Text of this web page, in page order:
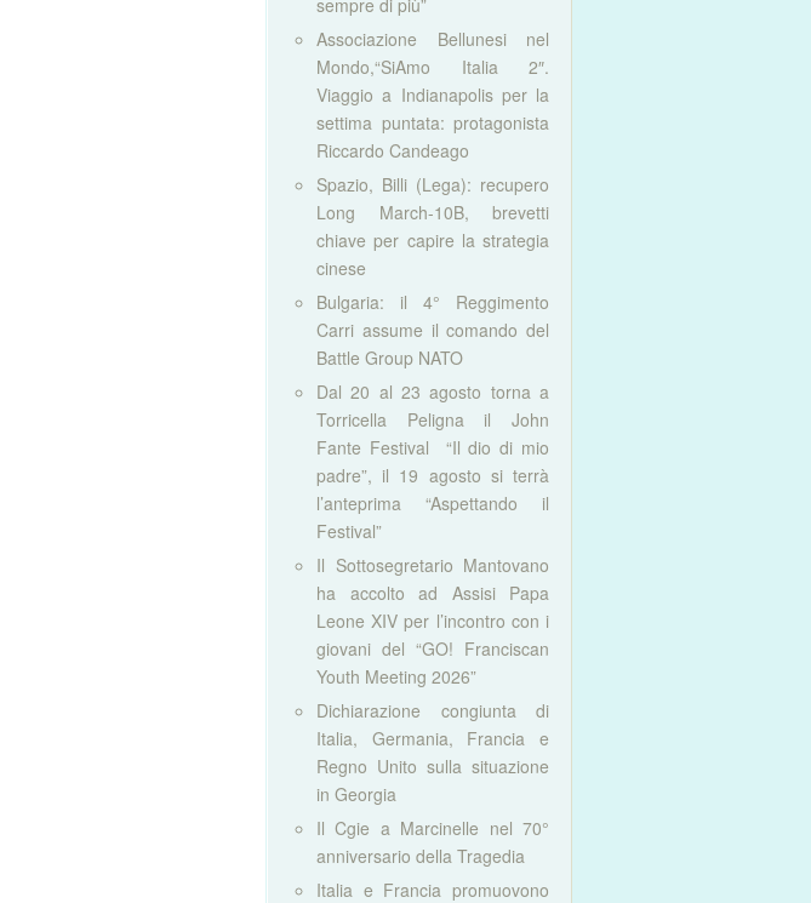
sempre di più”
Associazione Bellunesi nel
Mondo,“SiAmo Italia 2″.
Viaggio a Indianapolis per la
settima puntata: protagonista
Riccardo Candeago
Spazio, Billi (Lega): recupero
Long March-10B, brevetti
chiave per capire la strategia
cinese
Bulgaria: il 4° Reggimento
Carri assume il comando del
Battle Group NATO
Dal 20 al 23 agosto torna a
Torricella Peligna il John
Fante Festival “Il dio di mio
padre”, il 19 agosto si terrà
l’anteprima “Aspettando il
Festival”
Il Sottosegretario Mantovano
ha accolto ad Assisi Papa
Leone XIV per l’incontro con i
giovani del “GO! Franciscan
Youth Meeting 2026”
Dichiarazione congiunta di
Italia, Germania, Francia e
Regno Unito sulla situazione
in Georgia
Il Cgie a Marcinelle nel 70°
anniversario della Tragedia
Italia e Francia promuovono